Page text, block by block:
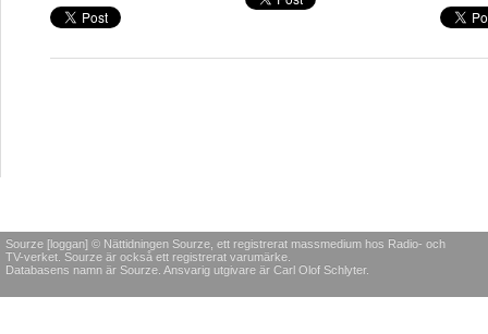
Sourze [loggan] © Nättidningen Sourze, ett registrerat massmedium hos Radio- och
TV-verket. Sourze är också ett registrerat varumärke.
Databasens namn är Sourze. Ansvarig utgivare är Carl Olof Schlyter.